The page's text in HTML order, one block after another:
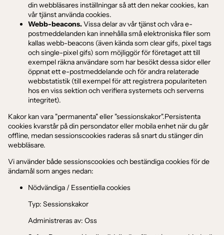
din webbläsares inställningar så att den nekar cookies, kan
vår tjänst använda cookies.
Webb-beacons.Vissa delar av vår tjänst och våra e-
postmeddelanden kan innehålla små elektroniska filer som
kallas webb-beacons (även kända som clear gifs, pixel tags
och single-pixel gifs) som möjliggör för företaget att till
exempel räkna användare som har besökt dessa sidor eller
öppnat ett e-postmeddelande och för andra relaterade
webbstatistik (till exempel för att registrera populariteten
hos en viss sektion och verifiera systemets och serverns
integritet).
Kakor kan vara "permanenta" eller "sessionskakor".Persistenta
cookies kvarstår på din persondator eller mobila enhet när du går
offline, medan sessionscookies raderas så snart du stänger din
webbläsare.
Vi använder både sessionscookies och beständiga cookies för de
ändamål som anges nedan:
Nödvändiga / Essentiella cookies
Typ: Sessionskakor
Administreras av: Oss